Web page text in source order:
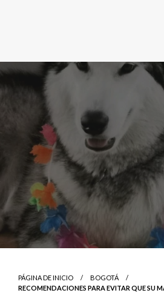
PÁGINA DE INICIO
BOGOTÁ
RECOMENDACIONES PARA EVITAR QUE SU